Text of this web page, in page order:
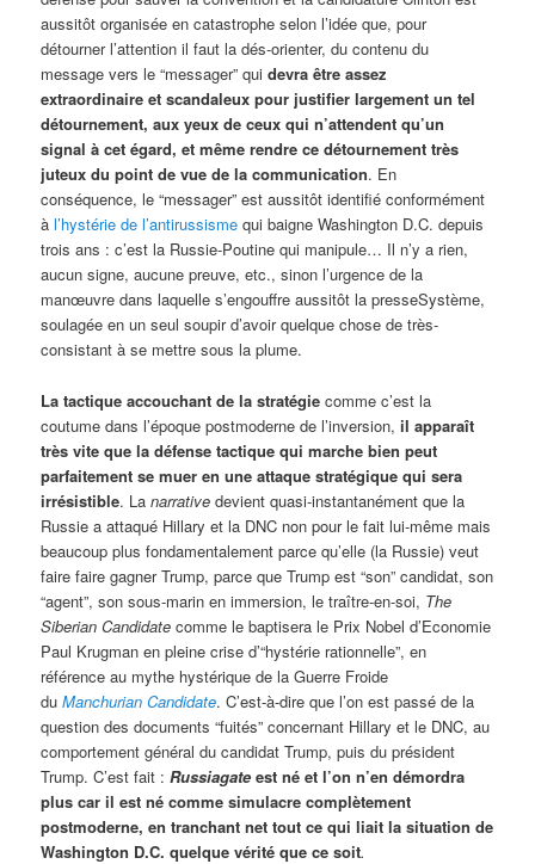
aussitôt organisée en catastrophe selon l’idée que, pour
détourner l’attention il faut la dés-orienter, du contenu du
message vers le “messager” quidevra être assez
extraordinaire et scandaleux pour justifier largement un tel
détournement, aux yeux de ceux qui n’attendent qu’un
signal à cet égard, et même rendre ce détournement très
juteux du point de vue de la communication. En
conséquence, le “messager” est aussitôt identifié conformément
àl’hystérie de l’antirussisme qui baigne Washington D.C. depuis
trois ans : c’est la Russie-Poutine qui manipule… Il n’y a rien,
aucun signe, aucune preuve, etc., sinon l’urgence de la
manœuvre dans laquelle s’engouffre aussitôt la presseSystème,
soulagée en un seul soupir d’avoir quelque chose de très-
consistant à se mettre sous la plume.
La tactique accouchant de la stratégie comme c’est la
coutume dans l’époque postmoderne de l’inversion,il apparaît
très vite que la défense tactique qui marche bien peut
parfaitement se muer en une attaque stratégique qui sera
irrésistible. Lanarrative devient quasi-instantanément que la
Russie a attaqué Hillary et la DNC non pour le fait lui-même mais
beaucoup plus fondamentalement parce qu’elle (la Russie) veut
faire faire gagner Trump, parce que Trump est “son” candidat, son
“agent”, son sous-marin en immersion, le traître-en-soi, The
Siberian Candidate comme le baptisera le Prix Nobel d’Economie
Paul Krugman en pleine crise d’“hystérie rationnelle”, en
référence au mythe hystérique de la Guerre Froide
duManchurian Candidate. C’est-à-dire que l’on est passé de la
question des documents “fuités” concernant Hillary et le DNC, au
comportement général du candidat Trump, puis du président
Trump. C’est fait :Russiagateest né et l’on n’en démordra
plus car il est né comme simulacre complètement
postmoderne, en tranchant net tout ce qui liait la situation de
Washington D.C. quelque vérité que ce soit.